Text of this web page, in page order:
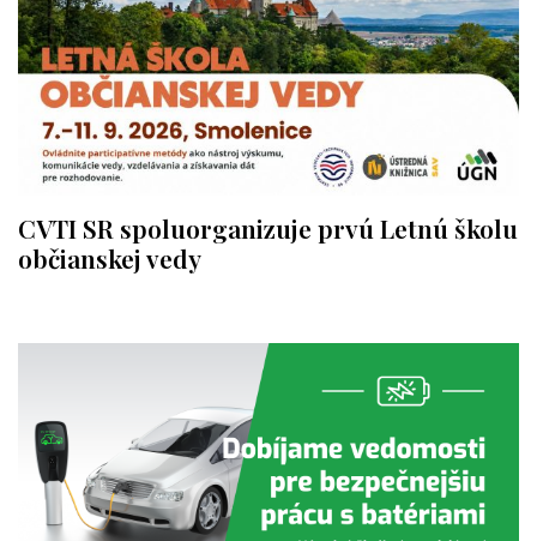
CVTI SR spoluorganizuje prvú Letnú školu
občianskej vedy